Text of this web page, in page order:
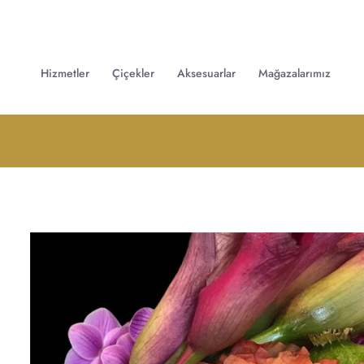
Hizmetler Çiçekler Aksesuarlar Mağazalarımız